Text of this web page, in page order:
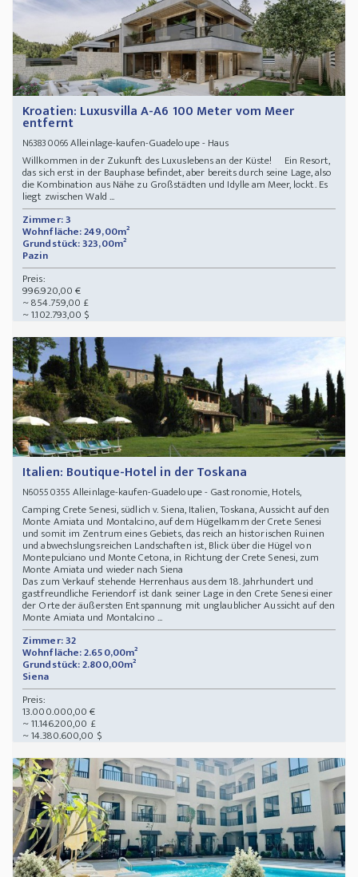
Kroatien: Luxusvilla A-A6 100 Meter vom Meer
entfernt
N63830066Alleinlage-kaufen-Guadeloupe - Haus
Willkommen in der Zukunft des Luxuslebens an der Küste! Ein Resort,
das sich erst in der Bauphase befindet, aber bereits durch seine Lage, also
die Kombination aus Nähe zu Großstädten und Idylle am Meer, lockt. Es
liegt zwischen Wald ...
Zimmer: 3
Wohnfläche: 249,00m²
Grundstück: 323,00m²
Pazin
Preis:
996.920,00 €
~ 854.759,00 £
~ 1.102.793,00 $
Italien: Boutique-Hotel in der Toskana
N60550355 Alleinlage-kaufen-Guadeloupe - Gastronomie, Hotels,
Camping Crete Senesi, südlich v. Siena, Italien, Toskana, Aussicht auf den
Monte Amiata und Montalcino, auf dem Hügelkamm der Crete Senesi
und somit im Zentrum eines Gebiets, das reich an historischen Ruinen
und abwechslungsreichen Landschaften ist, Blick über die Hügel von
Montepulciano und Monte Cetona, in Richtung der Crete Senesi, zum
Monte Amiata und wieder nach Siena
Das zum Verkauf stehende Herrenhaus aus dem 18. Jahrhundert und
gastfreundliche Feriendorf ist dank seiner Lage in den Crete Senesi einer
der Orte der äußersten Entspannung mit unglaublicher Aussicht auf den
Monte Amiata und Montalcino ...
Zimmer: 32
Wohnfläche: 2.650,00m²
Grundstück: 2.800,00m²
Siena
Preis:
13.000.000,00 €
~ 11.146.200,00 £
~ 14.380.600,00 $